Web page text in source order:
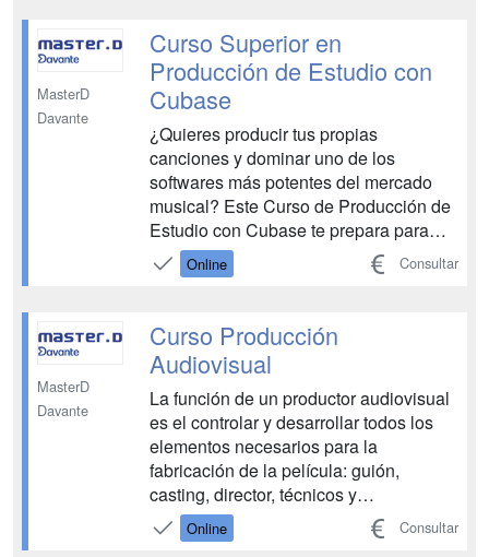
anuales con fecha de inicio en Octubre,
Enero, A...
MasterD
Davante
Curso Superior en
Producción de Estudio con
Cubase
¿Quieres producir tus propias
canciones y dominar uno de los
softwares más potentes del mercado
musical? Este Curso de Producción de
Estudio con Cubase te prepara para
ello. Aprenderás a grabar grupos,
arreglar canciones, crear tus propias
con Cubase, Ableton y Pro-Tools. La
formación está diseñada para músicos,
...
Online Consultar
MasterD
Davante
Curso Producción
Audiovisual
La función de un productor audiovisual
es el controlar y desarrollar todos los
elementos necesarios para la
fabricación de la película: guión,
casting, director, técnicos y
financiación. Además, el perfil enfocado
a la producción cinematográfica es una
Online Consultar